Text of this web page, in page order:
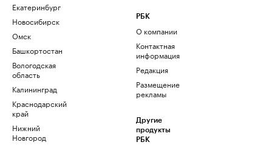
Екатеринбург
Новосибирск
Омск
Башкортостан
Вологодская
область
Калининград
Краснодарский
край
Нижний
Новгород
РБК
О компании
Контактная
информация
Редакция
Размещение
рекламы
Другие
продукты
РБК